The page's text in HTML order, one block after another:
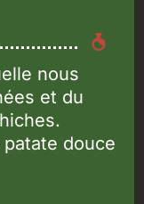
nous
et du
douce